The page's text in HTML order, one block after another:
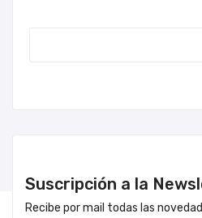
Suscripción a la
Recibe por mail todas las